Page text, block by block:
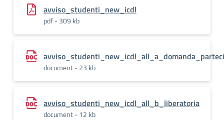
avviso_studenti_new_icdl
pdf - 309 kb
document - 23 kb
avviso_studenti_new_icdl_all_b_liberatoria
document - 12 kb